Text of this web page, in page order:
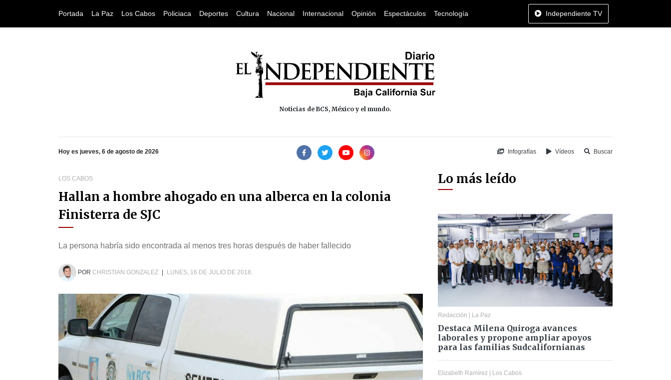
Portada La Paz Los Cabos Policiaca Deportes Cultura Nacional Internacional Opinión Espectáculos Tecnología Independiente TV
Noticias de BCS, México y el mundo.
Hoy es jueves, 6 de agosto de 2026 Infografías Vídeos Buscar
LOS CABOS
Hallan a hombre ahogado en una alberca en la colonia
Finisterra de SJC
La persona habría sido encontrada al menos tres horas después de haber fallecido
POR CHRISTIAN GONZALEZ LUNES, 16 DE JULIO DE 2018.
Lo más leído
Redacción | La Paz
Destaca Milena Quiroga avances
laborales y propone ampliar apoyos
para las familias Sudcalifornianas
Elizabeth Ramírez | Los Cabos